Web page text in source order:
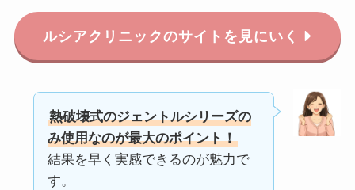
ルシアクリニックのサイトを見にいく
熱破壊式のジェントルシリーズの
み使用なのが最大のポイント！
結果を早く実感できるのが魅力で
す。